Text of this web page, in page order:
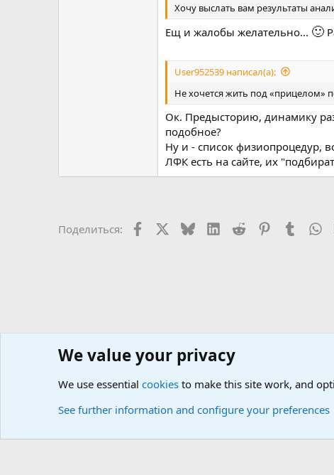
Хочу выслать вам результаты
Ещ и жалобы желательно... 🙂
User952539 написал(а):
Не хочется жить под «прицелом»
Ок. Предысторию, динамику
подобное?
Ну и - список физиопроцедур,
ЛФК есть на сайте, их
Поделиться: Facebook BlueskyLinkedInReddit PinterestTumblr
Сайт доктора Мостовского Форумы
We value your privacy
We use essential cookies to make this site work, and
See further information and configure your preferences